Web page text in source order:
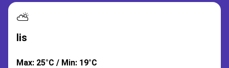
⛅
lis
Max: 25°C / Min: 19°C